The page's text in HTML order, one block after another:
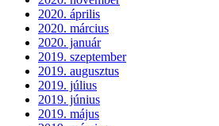
2020. április
2020. március
2020. január
2019. szeptember
2019. augusztus
2019. július
2019. június
2019. május